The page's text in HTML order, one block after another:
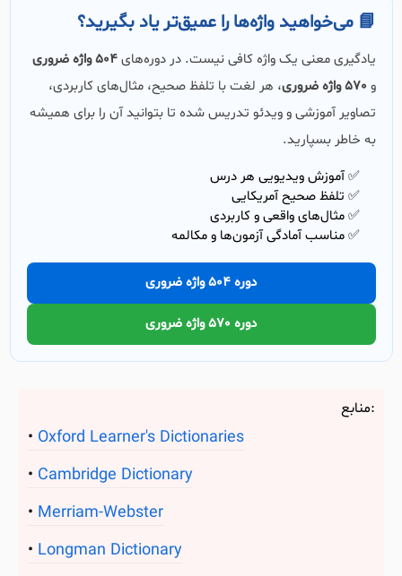
📘 می‌خواهید واژه‌ها را عمیق‌تر یاد بگیرید؟
یادگیری معنی یک واژه کافی نیست. در دوره‌های504 واژه ضروری
و 570 واژه ضروری
، هر لغت با تلفظ صحیح، مثال‌های کاربردی،
تصاویر آموزشی و ویدئو تدریس شده تا بتوانید آن را برای همیشه
به خاطر بسپارید.
✅ آموزش ویدیویی هر درس
✅ تلفظ صحیح آمریکایی
✅ مثال‌های واقعی و کاربردی
✅ مناسب آمادگی آزمون‌ها و مکالمه
دوره 504 واژه ضروری
دوره 570 واژه ضروری
منابع:
Oxford Learner's Dictionaries
Cambridge Dictionary
Merriam-Webster
Longman Dictionary